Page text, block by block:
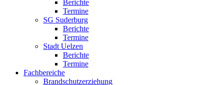
Berichte
Termine
SG Suderburg
Berichte
Termine
Stadt Uelzen
Berichte
Termine
Fachbereiche
Brandschutzerziehung